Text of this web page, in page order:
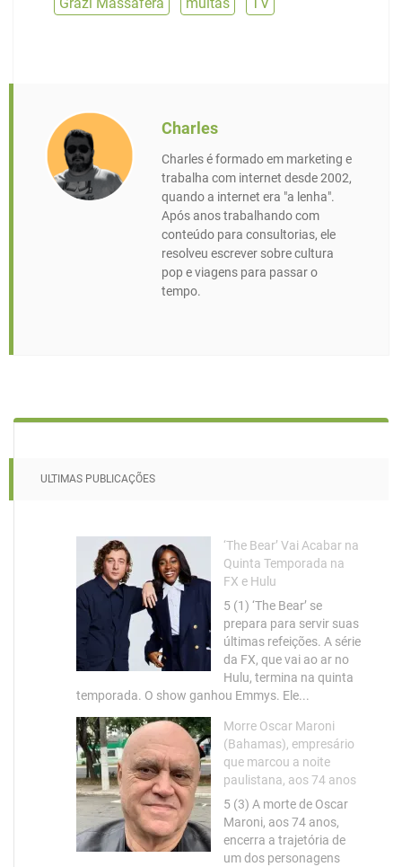
Charles
Charles é formado em marketing e
trabalha com internet desde 2002,
quando a internet era "a lenha".
Após anos trabalhando com
conteúdo para consultorias, ele
resolveu escrever sobre cultura
pop e viagens para passar o
tempo.
ULTIMAS PUBLICAÇÕES
‘The Bear’ Vai Acabar na
Quinta Temporada na
FX e Hulu
5 (1) ‘The Bear’ se
prepara para servir suas
últimas refeições. A série
da FX, que vai ao ar no
Hulu, termina na quinta
temporada. O show ganhou Emmys. Ele...
Morre Oscar Maroni
(Bahamas), empresário
que marcou a noite
paulistana, aos 74 anos
5 (3) A morte de Oscar
Maroni, aos 74 anos,
encerra a trajetória de
um dos personagens